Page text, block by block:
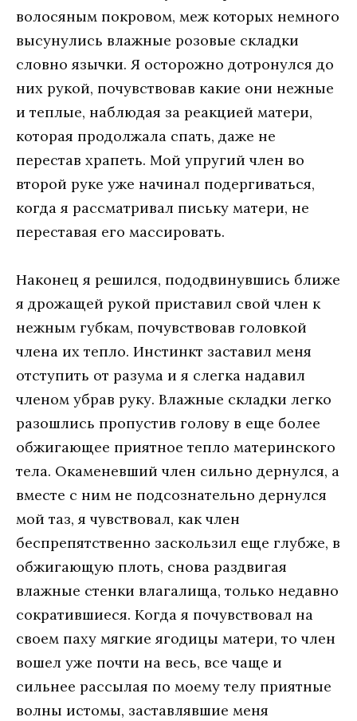
волосяным покровом, меж которых немного
высунулись влажные розовые складки
словно язычки. Я осторожно дотронулся до
них рукой, почувствовав какие они нежные
и теплые, наблюдая за реакцией матери,
которая продолжала спать, даже не
перестав храпеть. Мой упругий член во
второй руке уже начинал подергиваться,
когда я рассматривал письку матери, не
переставая его массировать.
Наконец я решился, пододвинувшись ближе
я дрожащей рукой приставил свой член к
нежным губкам, почувствовав головкой
члена их тепло. Инстинкт заставил меня
отступить от разума и я слегка надавил
членом убрав руку. Влажные складки легко
разошлись пропустив голову в еще более
обжигающее приятное тепло материнского
тела. Окаменевший член сильно дернулся, а
вместе с ним не подсознательно дернулся
мой таз, я чувствовал, как член
беспрепятственно заскользил еще глубже, в
обжигающую плоть, снова раздвигая
влажные стенки влагалища, только недавно
сократившиеся. Когда я почувствовал на
своем паху мягкие ягодицы матери, то член
вошел уже почти на весь, все чаще и
сильнее рассылая по моему телу приятные
волны истомы, заставлявшие меня